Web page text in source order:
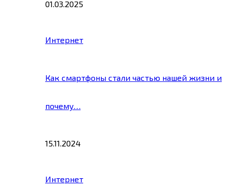
01.03.2025
Интернет
Как смартфоны стали частью нашей жизни и
почему…
15.11.2024
Интернет